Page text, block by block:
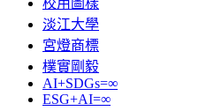
校用圖樣
淡江大學
宮燈商標
樸實剛毅
AI+SDGs=∞
ESG+AI=∞